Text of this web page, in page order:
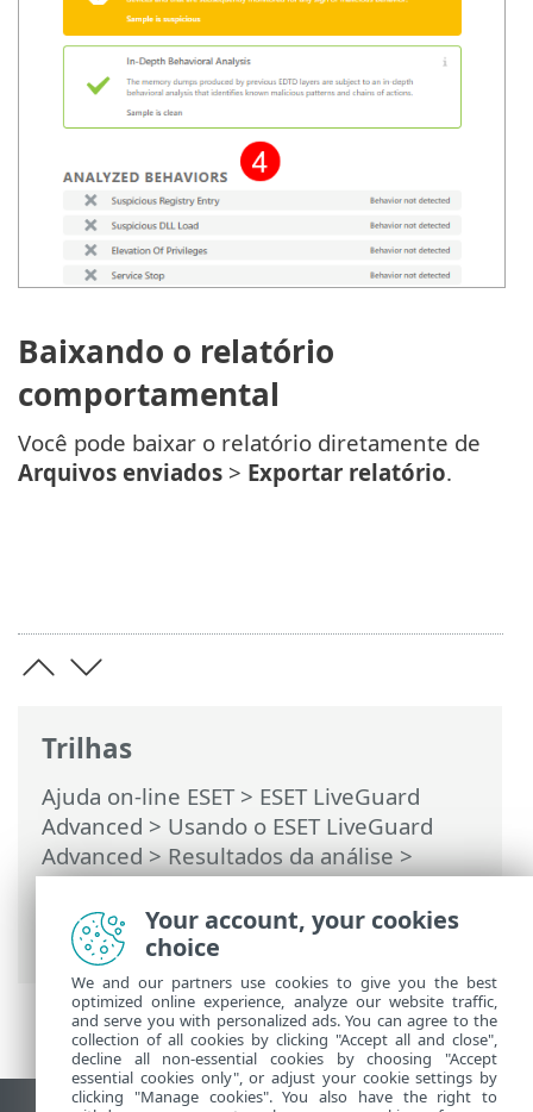
Trilhas
Ajuda on-line ESET> ESET LiveGuard
Advanced > Usando o ESET LiveGuard
Advanced>Resultados da análise>
Relatório comportamental> Relatório
comportamental herdado para usuários
de assinatura não EDR/não XDR
Baixando o relatório
comportamental
Você pode baixar o relatório diretamente de
Arquivos enviados > Exportar relatório.
Your account, your cookies
choice
We and our partners use cookies to give you the best
optimized online experience, analyze our website traffic,
and serve you with personalized ads. You can agree to the
collection of all cookies by clicking "Accept all and close",
decline all non-essential cookies by choosing "Accept
essential cookies only", or adjust your cookie settings by
clicking "Manage cookies". You also have the right to